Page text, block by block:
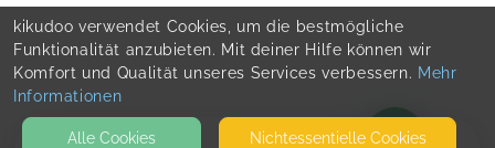
kikudoo verwendet Cookies, um die bestmögliche
Funktionalität anzubieten. Mit deiner Hilfe können wir
Komfort und Qualität unseres Services verbessern. Mehr
Informationen
Alle Cookies
Nicht­essentielle Cookies